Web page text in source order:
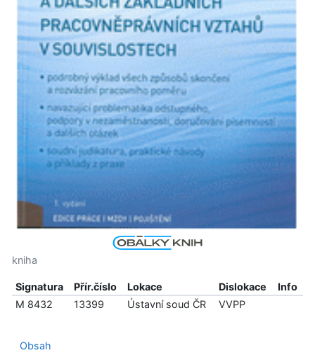
kniha
Signatura Přír.číslo Lokace Dislokace
Info
M 8432
13399 Ústavní soud ČR VVPP
Obsah